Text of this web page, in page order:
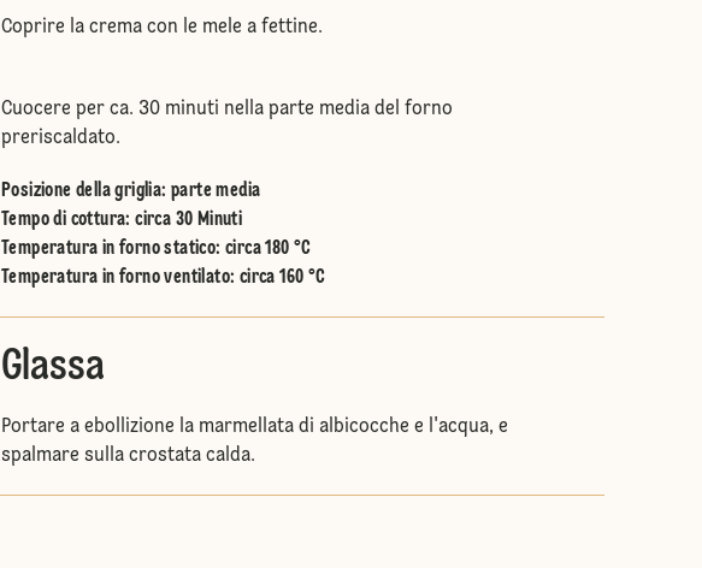
Coprire la crema con le mele a fettine.
Cuocere per ca. 30 minuti nella parte media del forno
preriscaldato.
Posizione della griglia:parte media
Tempo di cottura: circa 30 Minuti
Temperatura in forno statico: circa 180 °C
Temperatura in forno ventilato: circa 160 °C
Glassa
Portare a ebollizione la marmellata di albicocche e l'acqua, e
spalmare sulla crostata calda.